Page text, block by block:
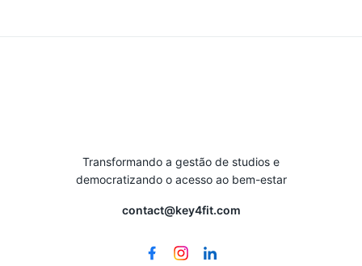
Transformando a gestão de studios e
democratizando o acesso ao bem-estar
contact@key4fit.com